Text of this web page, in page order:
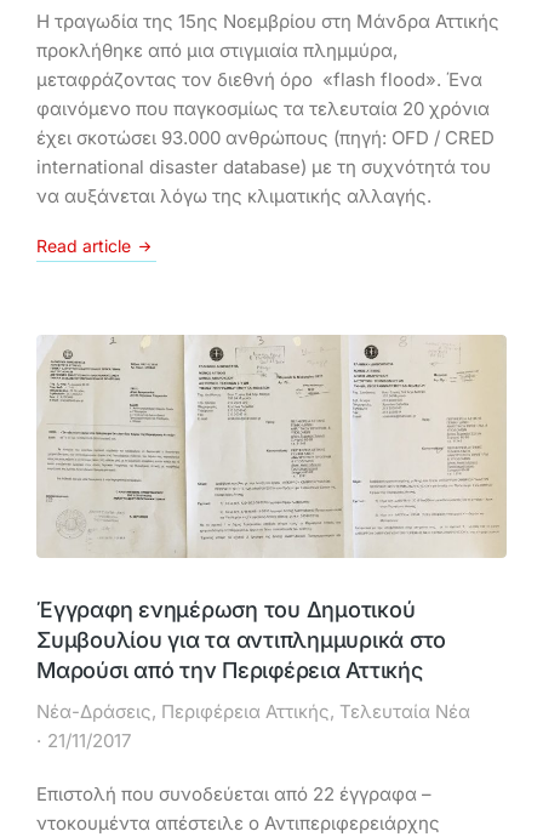
Η τραγωδία της 15ης Νοεμβρίου στη Μάνδρα Αττικής
προκλήθηκε από μια στιγμιαία πλημμύρα,
μεταφράζοντας τον διεθνή όρο «flash flood». Ένα
φαινόμενο που παγκοσμίως τα τελευταία 20 χρόνια
έχει σκοτώσει 93.000 ανθρώπους (πηγή: OFD / CRED
international disaster database) με τη συχνότητά του
να αυξάνεται λόγω της κλιματικής αλλαγής.
Read article
Έγγραφη ενημέρωση του Δημοτικού
Συμβουλίου για τα αντιπλημμυρικά στο
Μαρούσι από την Περιφέρεια Αττικής
Νέα-Δράσεις, Περιφέρεια Αττικής, Τελευταία Νέα
21/11/2017
Επιστολή που συνοδεύεται από 22 έγγραφα –
ντοκουμέντα απέστειλε ο Αντιπεριφερειάρχης